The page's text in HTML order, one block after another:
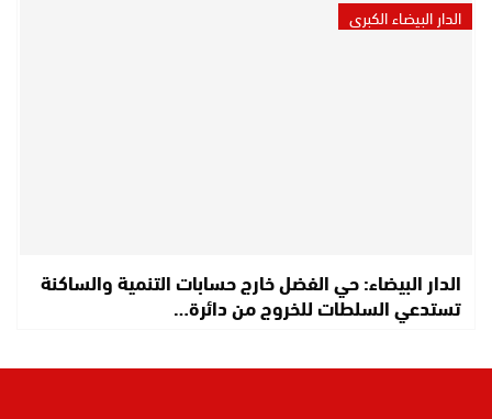
الدار البيضاء الكبرى
الدار البيضاء: حي الفضل خارج حسابات التنمية والساكنة
تستدعي السلطات للخروج من دائرة…